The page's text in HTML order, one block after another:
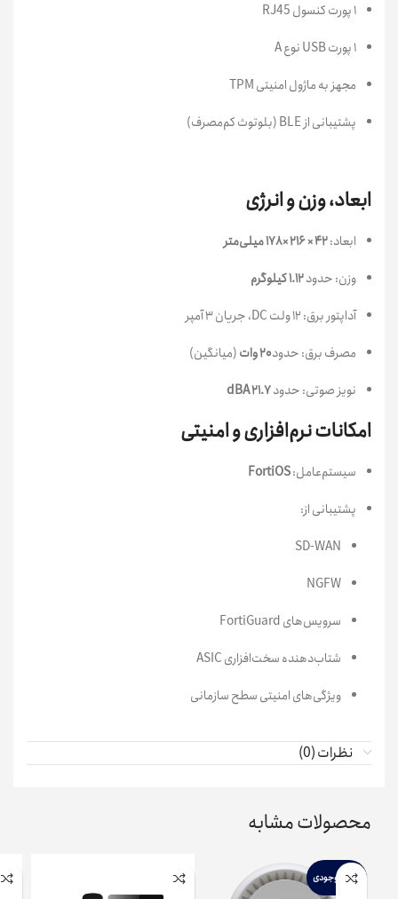
۱ پورت کنسول RJ45
۱ پورت USB نوع A
مجهز به ماژول امنیتی TPM
پشتیبانی از BLE (بلوتوث کم‌مصرف)
ابعاد، وزن و انرژی
ابعاد:۴۲ × ۲۱۶ × ۱۷۸ میلی‌متر
وزن: حدود۱.۱۲ کیلوگرم
آداپتور برق: ۱۲ ولت DC، جریان ۳ آمپر
مصرف برق: حدود۲۰ وات
(میانگین)
نویز صوتی: حدود۲۱.۷ dBA
امکانات نرم‌افزاری و امنیتی
سیستم‌عامل:FortiOS
پشتیبانی از:
SD-WAN
NGFW
سرویس‌های FortiGuard
شتاب‌دهنده سخت‌افزاری ASIC
ویژگی‌های امنیتی سطح سازمانی
نظرات (0)
محصولات مشابه
اتمام موجودی